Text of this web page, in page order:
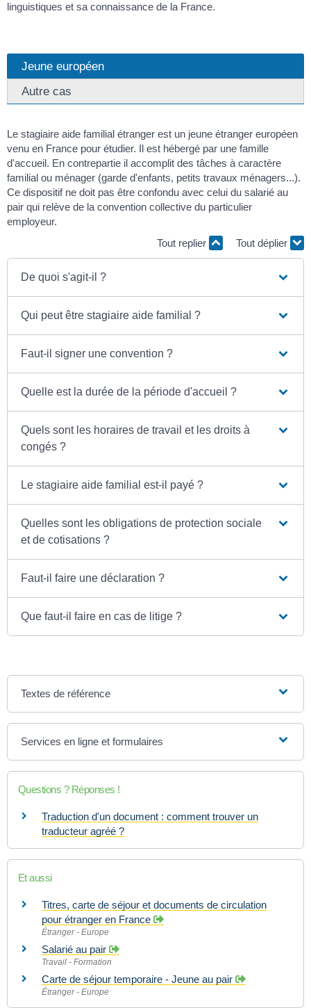
linguistiques et sa connaissance de la France.
Jeune européen
Autre cas
Le stagiaire aide familial étranger est un jeune étranger européen
venu en France pour étudier. Il est hébergé par une famille
d'accueil. En contrepartie il accomplit des tâches à caractère
familial ou ménager (garde d'enfants, petits travaux ménagers...).
Ce dispositif ne doit pas être confondu avec celui du salarié au
pair qui relève de la convention collective du particulier
employeur.
Tout replier
Tout déplier
De quoi s'agit-il ?
Qui peut être stagiaire aide familial ?
Faut-il signer une convention ?
Quelle est la durée de la période d'accueil ?
Quels sont les horaires de travail et les droits à
congés ?
Le stagiaire aide familial est-il payé ?
Quelles sont les obligations de protection sociale
et de cotisations ?
Faut-il faire une déclaration ?
Que faut-il faire en cas de litige ?
Textes de référence
Services en ligne et formulaires
Questions ? Réponses !
Traduction d'un document : comment trouver un
traducteur agréé ?
Et aussi
Titres, carte de séjour et documents de circulation
pour étranger en France
Étranger - Europe
Salarié au pair
Travail - Formation
Carte de séjour temporaire - Jeune au pair
Étranger - Europe